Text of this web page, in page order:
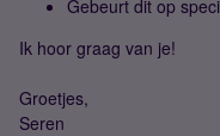
Gebeurt dit op
Ik hoor graag van je!
Groetjes,
Seren